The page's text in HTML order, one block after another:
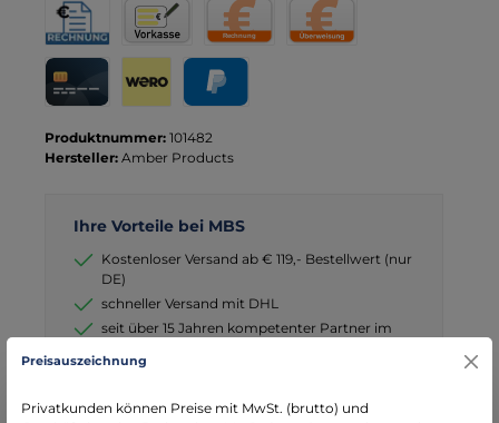
Produktnummer: 101482
Hersteller: Amber Products
Ihre Vorteile bei MBS
Kostenloser Versand ab € 119,- Bestellwert (nur
DE)
schneller Versand mit DHL
seit über 15 Jahren kompetenter Partner im
Preisauszeichnung
Privatkunden können Preise mit MwSt. (brutto) und